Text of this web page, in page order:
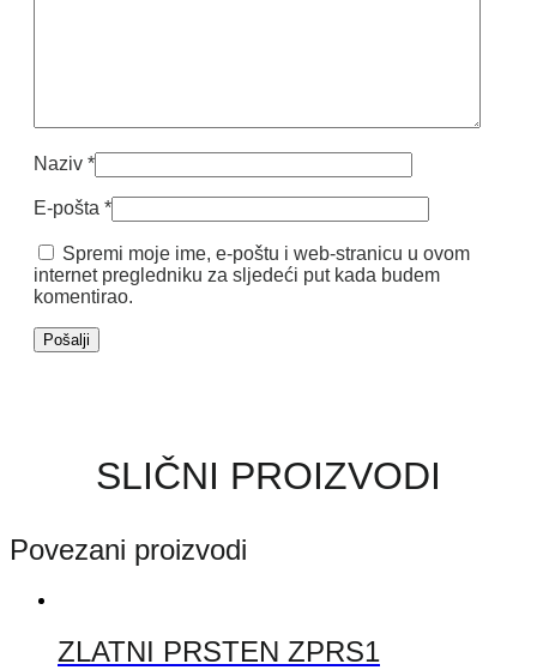
Naziv *
E-pošta *
Spremi moje ime, e-poštu i web-stranicu u ovom
internet pregledniku za sljedeći put kada budem
komentirao.
SLIČNI PROIZVODI
Povezani proizvodi
ZLATNI PRSTEN ZPRS1